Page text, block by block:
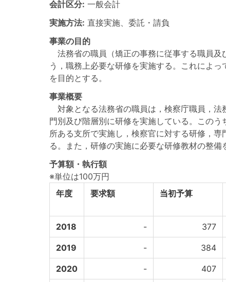
会計区分: 一般会計
実施方法: 直接実施、委託・請負
事業の目的
法務省の職員（矯正の事務に従事する職員及
う，職務上必要な研修を実施する。これによ
を目的とする。
事業概要
対象となる法務省の職員は，検察庁職員，法
門別及び階層別に研修を実施している。この
所ある支所で実施し，検察官に対する研修，
る。また，研修の実施に必要な研修教材の整備
予算額・執行額
※単位は100万円
年度
要求額 当初予算
2018 - 377
2019 - 384
2020 - 407